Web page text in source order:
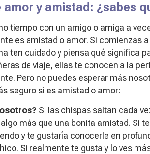
y amistad: ¿sabes
tiempo con un amigo o amiga a
es amistad o amor. Si comienzas
ten cuidado y piensa qué significa
de viaje, ellas te conocen a la
Pero no puedes esperar más
seguro si es amistad o amor:
Si las chispas saltan cada
más que una bonita amistad. Si
y te gustaría conocerle en
Si realmente te gusta y lo ves